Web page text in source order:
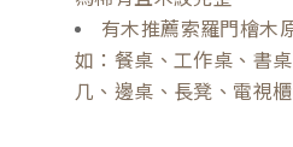
有木推薦索羅門檜木
如：餐桌、工作桌、書
几、邊桌、長凳、電視櫃